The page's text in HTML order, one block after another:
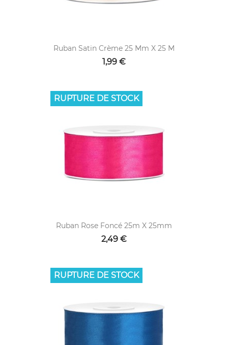
Ruban Satin Crème 25 Mm X 25 M
1,99 €
Ruban Rose Foncé 25m X 25mm
2,49 €
RUPTURE DE STOCK
RUPTURE DE STOCK